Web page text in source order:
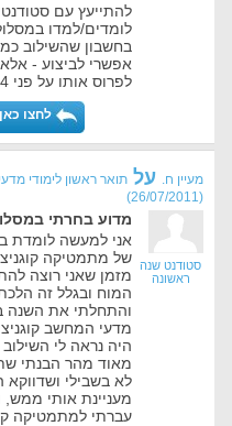
להתייעץ עם
לומדים/למדו
בחשבון שהשילוב
אפשרי לביצוע -
לפרוס אותו על פני 4 שנים...
לחצו
מעיין ח. על תואר ראשון לימודי
(
26/07/2011
)
סטודנט שנה
ראשונה
מדוע בחרתי
אני למעשה לומדת
של מתמטיקה
מזמן שאני רוצה
המוח ובגלל זה
והתחלתי את השנה
מדעי המחשב
היה נראה לי השילוב
מאוד מהר הבנתי
לא בשבילי
מעניינת אותי ממש,
עברתי למתמטיקה